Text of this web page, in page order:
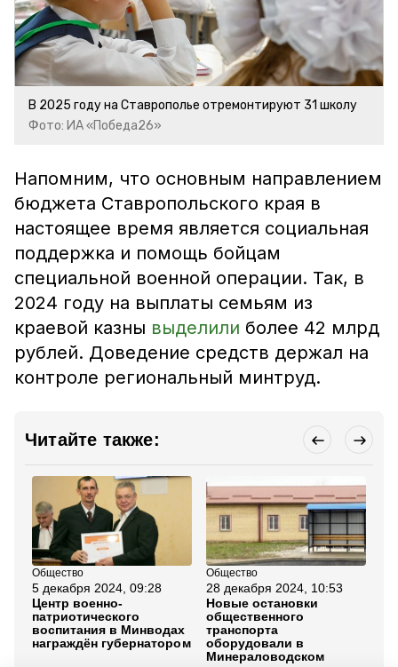
В 2025 году на Ставрополье отремонтируют 31 школу
Фото: ИА «Победа26»
Напомним, что основным направлением
бюджета Ставропольского края в
настоящее время является социальная
поддержка и помощь бойцам
специальной военной операции. Так, в
2024 году на выплаты семьям из
краевой казны выделили более 42 млрд
рублей. Доведение средств держал на
контроле региональный минтруд.
Читайте также:
Общество
5 декабря 2024, 09:28
Центр военно-
патриотического
воспитания в Минводах
награждён губернатором
Общество
28 декабря 2024, 10:53
Новые остановки
общественного
транспорта
оборудовали в
Минераловодском